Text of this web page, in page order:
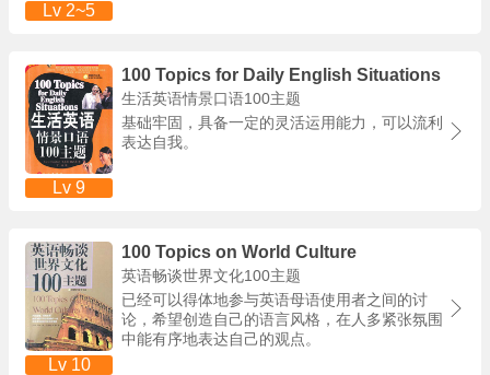
Lv 2~5
Lv 9
100 Topics for Daily English Situations
生活英语情景口语100主题
基础牢固，具备一定的灵活运用能力，可以流利
表达自我。
Lv 10
100 Topics on World Culture
英语畅谈世界文化100主题
已经可以得体地参与英语母语使用者之间的讨
论，希望创造自己的语言风格，在人多紧张氛围
中能有序地表达自己的观点。